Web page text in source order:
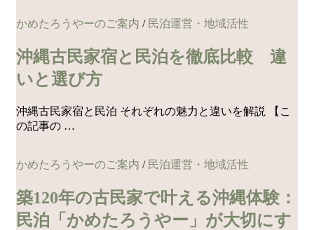
かめたろうやーのご案内 / 民泊運営・地域活性
沖縄古民家宿と民泊を徹底比較 違
いと選び方
沖縄古民家宿と民泊 それぞれの魅力と違いを解説 【こ
の記事の …
かめたろうやーのご案内 / 民泊運営・地域活性
築120年の古民家で叶える沖縄体験：
民泊「かめたろうやー」が大切にす